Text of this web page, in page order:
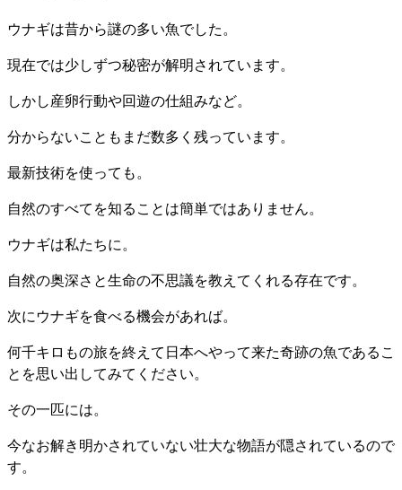
ウナギは昔から謎の多い魚でした。
現在では少しずつ秘密が解明されています。
しかし産卵行動や回遊の仕組みなど。
分からないこともまだ数多く残っています。
最新技術を使っても。
自然のすべてを知ることは簡単ではありません。
ウナギは私たちに。
自然の奥深さと生命の不思議を教えてくれる存在です。
次にウナギを食べる機会があれば。
何千キロもの旅を終えて日本へやって来た奇跡の魚であるこ
とを思い出してみてください。
その一匹には。
今なお解き明かされていない壮大な物語が隠されているので
す。